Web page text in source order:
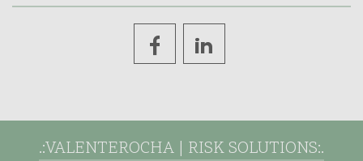
.:VALENTEROCHA | RISK SOLUTIONS:.